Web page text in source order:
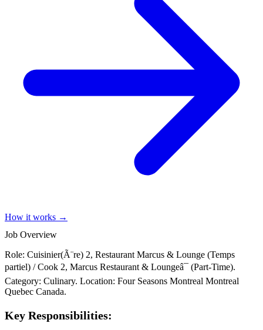
How it works →
Job Overview
Role: Cuisinier(Ã¨re) 2, Restaurant Marcus & Lounge (Temps
partiel) / Cook 2, Marcus Restaurant & Loungeâ¯ (Part-Time).
Category: Culinary. Location: Four Seasons Montreal Montreal
Quebec Canada.
Key Responsibilities: